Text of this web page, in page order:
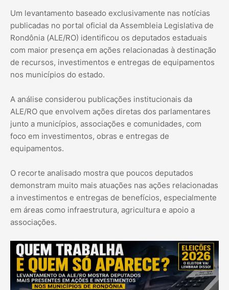
Um levantamento baseado exclusivamente nas notícias
publicadas no portal oficial da Assembleia Legislativa de
Rondônia (ALE/RO) identificou os deputados estaduais
com maior presença em ações relacionadas à destinação
de recursos, investimentos e entregas de equipamentos
nos municípios do estado.
A análise considerou publicações institucionais da
ALE/RO que envolvem ações diretas dos parlamentares
junto a municípios, associações e comunidades, com
foco em investimentos, obras e entregas de
equipamentos.
O recorte analisado mostra que poucos deputados
demonstram muito mais atuações nas ações relacionadas
a investimentos e entregas de benefícios, especialmente
em áreas como infraestrutura, agricultura e apoio a
associações.